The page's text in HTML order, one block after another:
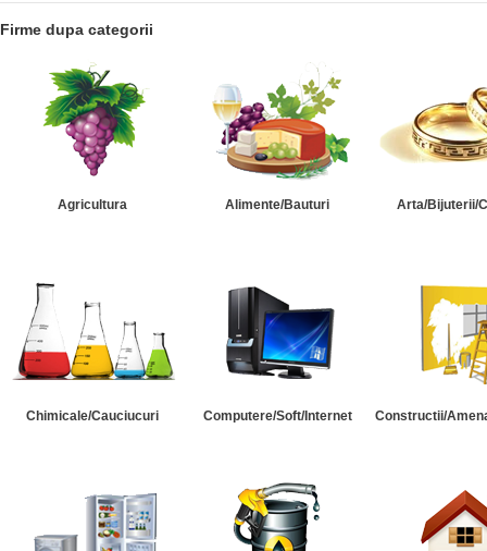
Firme dupa categorii
Agricultura Alimente/Bauturi Arta/Bijuterii/
Chimicale/Cauciucuri Computere/Soft/Internet Constructii/